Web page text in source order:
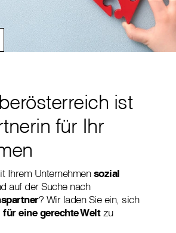
ist
für Ihr
Ihrem Unternehmensozial
auf der Suche nach
? Wir laden Sie ein, sich
für eine gerechte Weltzu